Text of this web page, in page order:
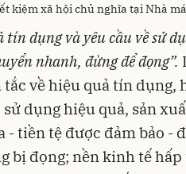
kiệm xã hội chủ nghĩa tại Nhà
tín dụng và yêu cầu về sử
nhanh, đừng để đọng”.
về hiệu quả tín dụng,
dụng hiệu quả, sản
- tiền tệ được đảm bảo -
bị đọng; nền kinh tế